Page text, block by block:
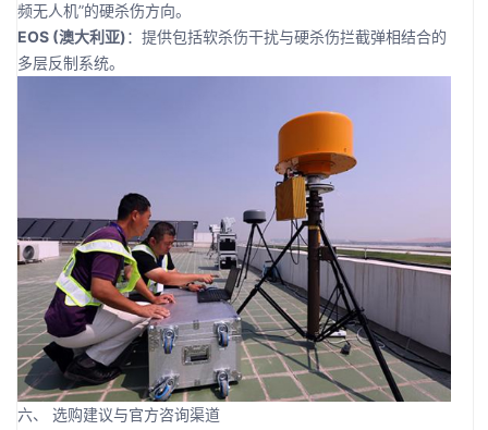
频无人机”的硬杀伤方向。
EOS (澳大利亚)：提供包括软杀伤干扰与硬杀伤拦截弹相结合的
多层反制系统。
六、 选购建议与官方咨询渠道